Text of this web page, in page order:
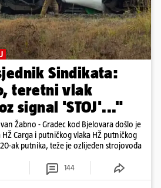
Sindikata:
teretni vlak
signal 'STOJ'..."
Žabno - Gradec kod Bjelovara došlo je
Carga i putničkog vlaka HŽ putničkog
ak putnika, teže je ozlijeđen strojovođa
144